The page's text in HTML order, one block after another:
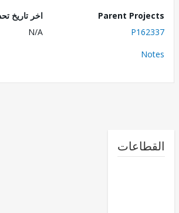
Parent
اخر تاريخ تحديث